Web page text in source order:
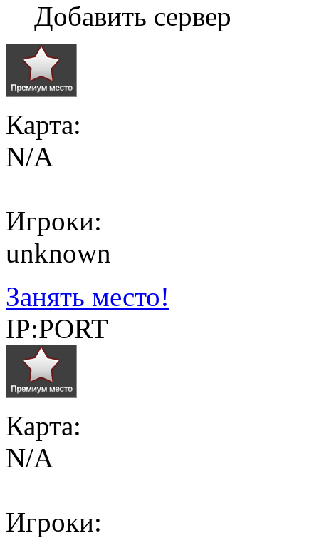
Добавить сервер
Карта:
N/A
Игроки:
unknown
Занять место!
IP:PORT
Карта:
N/A
Игроки: